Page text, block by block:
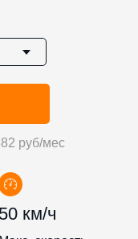
50 км/ч
руб/мес